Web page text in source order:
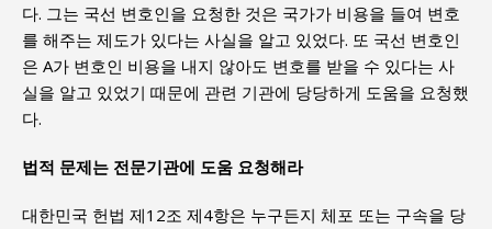
다. 그는 국선 변호인을 요청한 것은 국가가 비용을 들여 변호
를 해주는 제도가 있다는 사실을 알고 있었다. 또 국선 변호인
은 A가 변호인 비용을 내지 않아도 변호를 받을 수 있다는 사
실을 알고 있었기 때문에 관련 기관에 당당하게 도움을 요청했
다.
법적 문제는 전문기관에 도움 요청해라
대한민국 헌법 제12조 제4항은 누구든지 체포 또는 구속을 당